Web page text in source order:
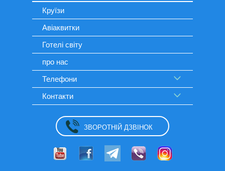
Круїзи
Авіаквитки
Готелі світу
про нас
Телефони
Контакти
ЗВОРОТНІЙ ДЗВІНОК